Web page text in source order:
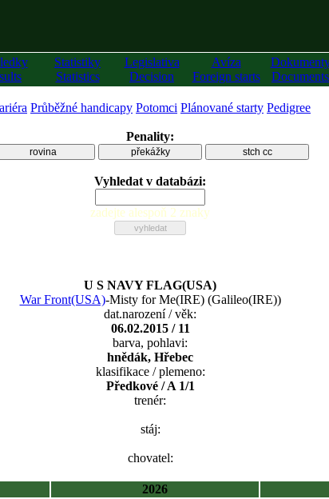
Statistiky
Statistics
Legislativa
Decision
Avíza
Foreign starts
Documents
Průběžné handicapy Potomci Plánované starty Pedigree
Penality:
rovina překážky stch cc
Vyhledat v databázi:
zadejte alespoň 2 znaky
U S NAVY FLAG(USA)
War Front(USA)-Misty for Me(IRE)(Galileo(IRE))
dat.narození / věk:
06.02.2015 / 11
barva, pohlavi:
hnědák, Hřebec
klasifikace / plemeno:
Předkové / A 1/1
trenér:
stáj:
chovatel:
2026